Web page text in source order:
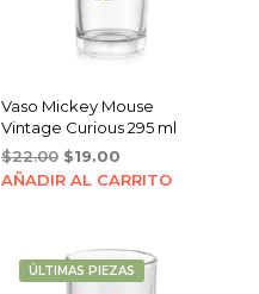
Vaso Mickey Mouse
Vintage Curious 295 ml
$22.00 Original
price
$19.00Current
price
AÑADIR AL CARRITO
ÚLTIMAS PIEZAS